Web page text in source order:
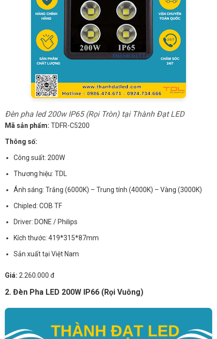
Đèn pha led 200w IP65 (Rọi Tròn) tại Thành Đạt LED
Mã sản phẩm: TDFR-C5200
Thông số:
Công suất: 200W
Thương hiệu: TDL
Ánh sáng: Trắng (6000K) – Trung tính (4000K) – Vàng (3000K)
Chipled: COB TF
Driver: DONE / Philips
Kích thước: 419*315*87mm
Sản xuất tại Việt Nam
Giá: 2.260.000 đ
2. Đèn Pha LED 200W IP66 (Rọi Vuông)